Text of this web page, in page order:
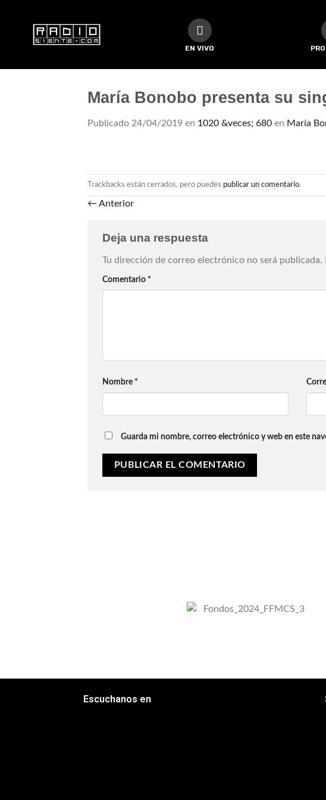
EN VIVO
María Bonobo presenta su
Publicado 24/04/2019 en 1020 &veces; 680 en María
Trackbacks están cerrados, pero puedes publicar un comentario.
← Anterior
Deja una respuesta
Tu dirección de correo electrónico no será publicada.
Comentario *
Nombre *
Guarda mi nombre, correo electrónico y web en este
Escuchanos en